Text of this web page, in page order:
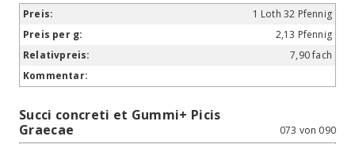
1 Loth 32 Pfennig
2,13 Pfennig
7,90 fach
Succi concreti et Gummi+ Picis
Graecae
073 von 090